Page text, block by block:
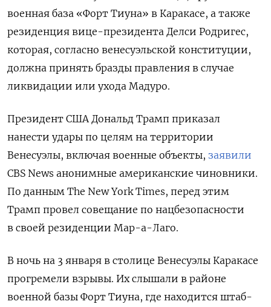
Подписывайтесь на The
Moscow Times в Telegram —
@moscowtimes_ru
военная база «Форт Тиуна» в Каракасе, а также
резиденция вице-президента Делси Родригес,
которая, согласно венесуэльской конституции,
должна принять бразды правления в случае
ликвидации или ухода Мадуро.
Президент США Дональд Трамп приказал
нанести удары по целям на территории
Венесуэлы, включая военные объекты, заявили
CBS News анонимные американские чиновники.
По данным The New York Times, перед этим
Трамп провел совещание по нацбезопасности
в своей резиденции Мар-а-Лаго.
В ночь на 3 января в столице Венесуэлы Каракасе
прогремели взрывы. Их слышали в районе
военной базы Форт Тиуна, где находится штаб-